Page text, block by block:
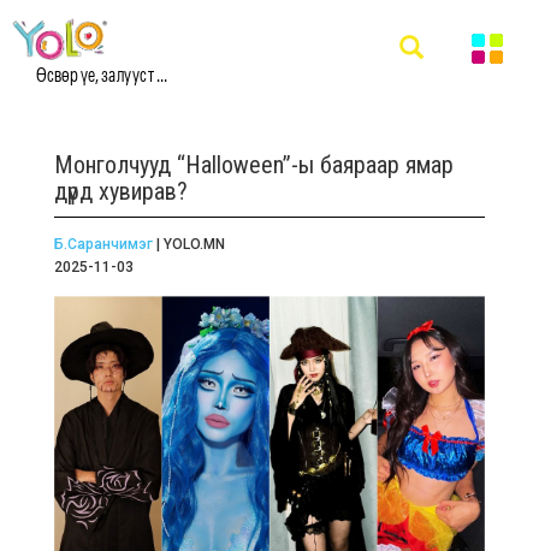
Өсвөр үе, залууст ...
Монголчууд “Halloween”-ы баяраар ямар
дүрд хувирав?
Б.Саранчимэг| YOLO.MN
2025-11-03